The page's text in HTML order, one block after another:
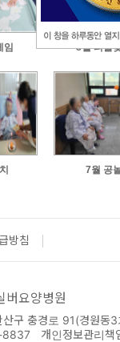
임 8월 퍼즐
7월 공
방침
버요양병원
산구 충경로 91(경원동
8837 개인정보관리책